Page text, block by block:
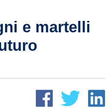
e martelli